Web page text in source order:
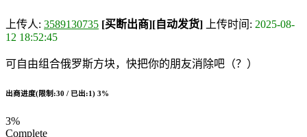
上传人: 3589130735 [买断出商][自动发货] 上传时间: 2025-08-
12 18:52:45
可自由组合俄罗斯方块，快把你的朋友消除吧（？）
出商进度(限制:30 / 已出:1) 3%
3%
Complete